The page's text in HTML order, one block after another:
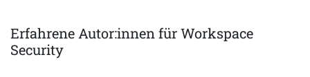
Erfahrene Autor:innen für Workspace
Security